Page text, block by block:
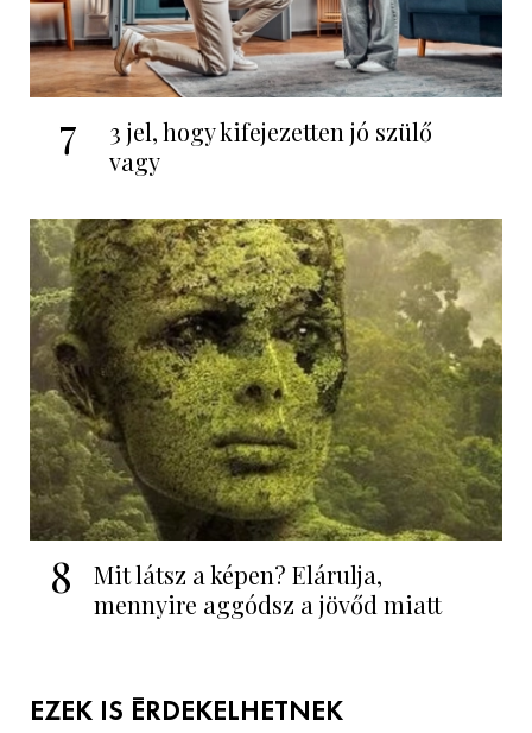
7
3 jel, hogy kifejezetten jó szülő
vagy
8
Mit látsz a képen? Elárulja,
mennyire aggódsz a jövőd miatt
EZEK IS ÉRDEKELHETNEK